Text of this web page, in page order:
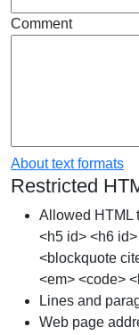
Comment
About text formats
Restricted
Allowed HTML
<h5 id> <h6
<blockquote
<em> <code>
Lines and
Web page